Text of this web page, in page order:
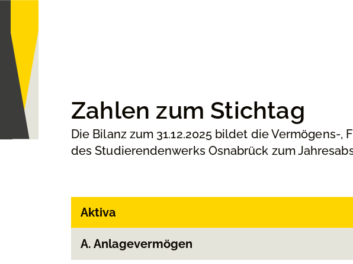
Zahlen zum Stichtag
Die Bilanz zum 31.12.2025 bildet die Vermögens-,
des Studierendenwerks Osnabrück zum
Aktiva
A. Anlagevermögen